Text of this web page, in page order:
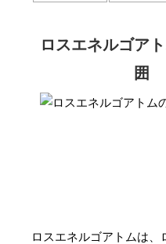
ロスエネルゴア
囲
ロスエネルゴアトムは、